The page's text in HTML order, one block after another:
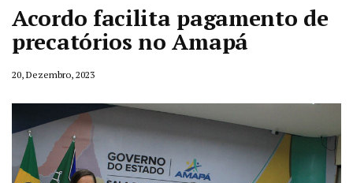
Acordo facilita pagamento de
precatórios no Amapá
20, Dezembro, 2023